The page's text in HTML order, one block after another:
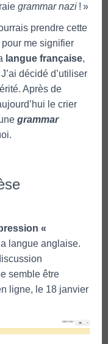
grammar nazi ! »
prendre cette
me signifier
langue française,
décidé d’utiliser
Après de
le crier
grammar
«
langue anglaise.
semble être
ligne, le 18 janvier